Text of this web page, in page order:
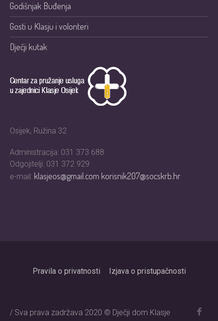
Godišnjak Buđenja
Gosti u Klasju i volonteri
Dječji kutak
Osijek, Ružina 32
Administracija: 031 373 688
Odgojitelji: 031 372 929
e-mail: klasjeos@gmail.comkorisnik207@socskrb.hr
Pravila o privatnosti Izjava o pristupačnosti
/ Sva prava zadržava 2020 © Dječji dom Klasje